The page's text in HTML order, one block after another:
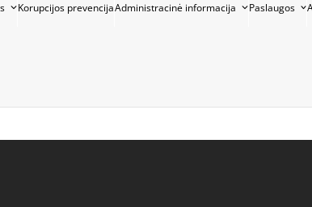
Korupcijos prevencijaAdministracinė informacija Paslaugos